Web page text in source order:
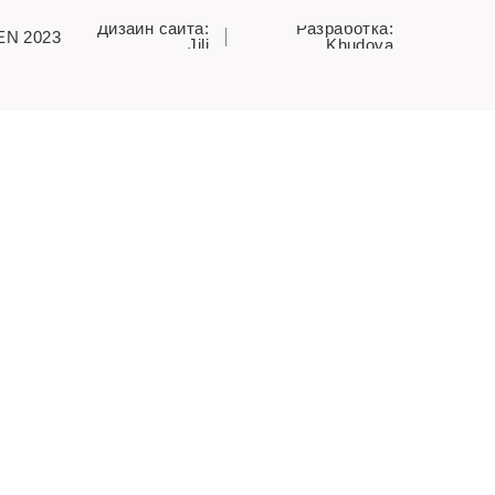
2023
Разработка:
Khudova
Дизайн сайта:
Jili